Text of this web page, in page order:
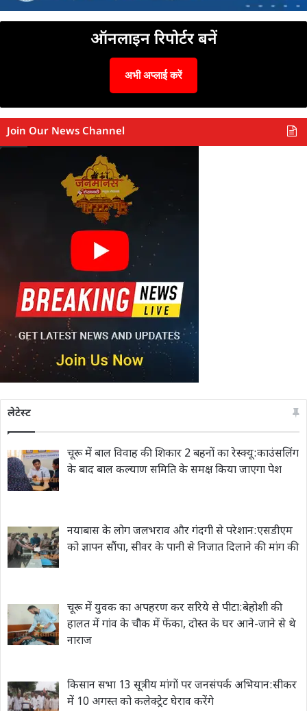
ऑनलाइन रिपोर्टर बनें
अभी अप्लाई करें
Join Our News Channel
लेटेस्ट
चूरू में बाल विवाह की शिकार 2 बहनों का रेस्क्यू:काउंसलिंग
के बाद बाल कल्याण समिति के समक्ष किया जाएगा पेश
नयाबास के लोग जलभराव और गंदगी से परेशान:एसडीएम
को ज्ञापन सौंपा, सीवर के पानी से निजात दिलाने की मांग की
चूरू में युवक का अपहरण कर सरिये से पीटा:बेहोशी की
हालत में गांव के चौक में फेंका, दोस्त के घर आने-जाने से थे
नाराज
किसान सभा 13 सूत्रीय मांगों पर जनसंपर्क अभियान:सीकर
में 10 अगस्त को कलेक्ट्रेट घेराव करेंगे